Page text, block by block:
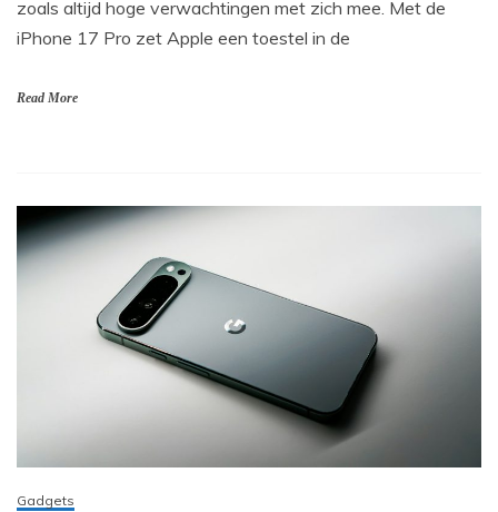
zoals altijd hoge verwachtingen met zich mee. Met de
iPhone 17 Pro zet Apple een toestel in de
Read More
Gadgets